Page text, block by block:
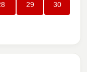
29 30